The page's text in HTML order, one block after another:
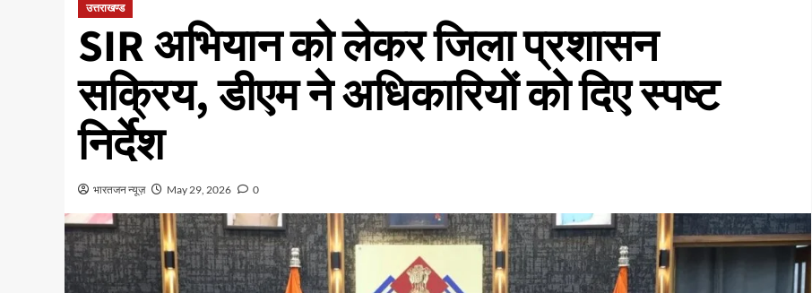
उत्तराखण्ड
SIR अभियान को लेकर जिला प्रशासन
सक्रिय, डीएम ने अधिकारियों को दिए स्पष्ट
निर्देश
भारतजन न्यूज़ May 29, 2026 0